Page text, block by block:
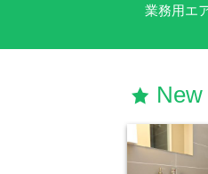
業務用エ
star